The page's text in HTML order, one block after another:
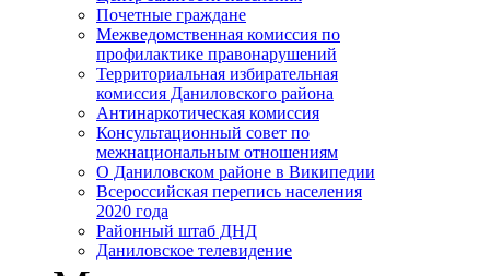
Почетные граждане
Межведомственная комиссия по
профилактике правонарушений
Территориальная избирательная
комиссия Даниловского района
Антинаркотическая комиссия
Консультационный совет по
межнациональным отношениям
О Даниловском районе в Википедии
Всероссийская перепись населения
2020 года
Районный штаб ДНД
Даниловское телевидение